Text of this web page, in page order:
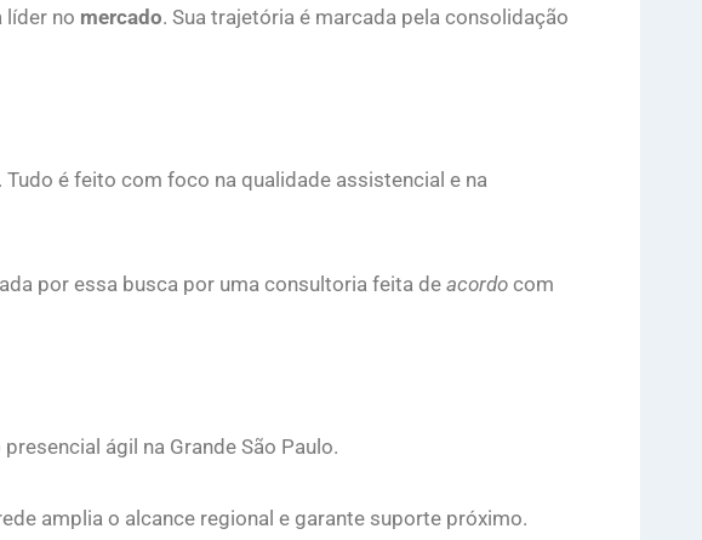
líder no mercado. Sua trajetória é marcada pela consolidação
Tudo é feito com foco na qualidade assistencial e na
por essa busca por uma consultoria feita de acordo com
presencial ágil na Grande São Paulo.
amplia o alcance regional e garante suporte próximo.